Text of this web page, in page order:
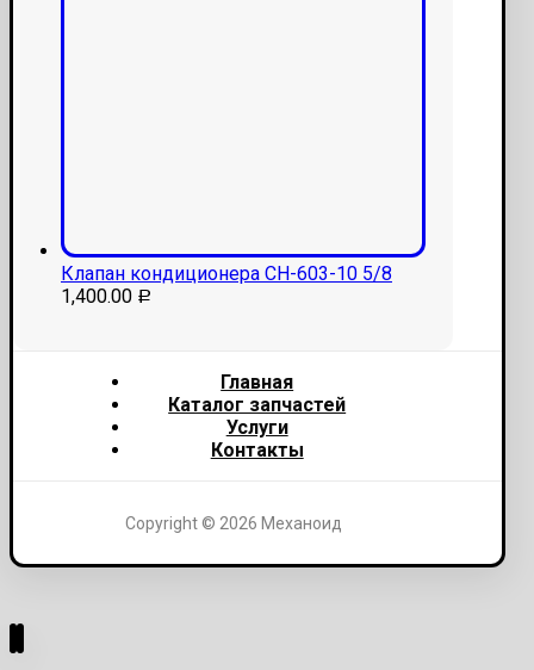
Клапан кондиционера СН-603-10 5/8
1,400.00 Р
Главная
Каталог запчастей
Услуги
Контакты
Copyright © 2026 Механоид